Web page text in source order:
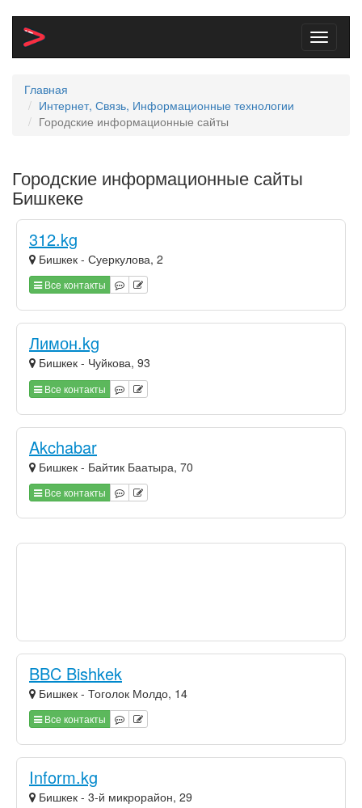
Toggle
Главная
Интернет, Связь, Информационные технологии
Городские информационные сайты
Городские информационные сайты
Бишкеке
312.kg
Бишкек - Суеркулова, 2
Все контакты
Лимон.kg
Бишкек - Чуйкова, 93
Все контакты
Akchabar
Бишкек - Байтик Баатыра, 70
Все контакты
BBC Bishkek
Бишкек - Тоголок Молдо, 14
Все контакты
Inform.kg
Бишкек - 3-й микрорайон, 29